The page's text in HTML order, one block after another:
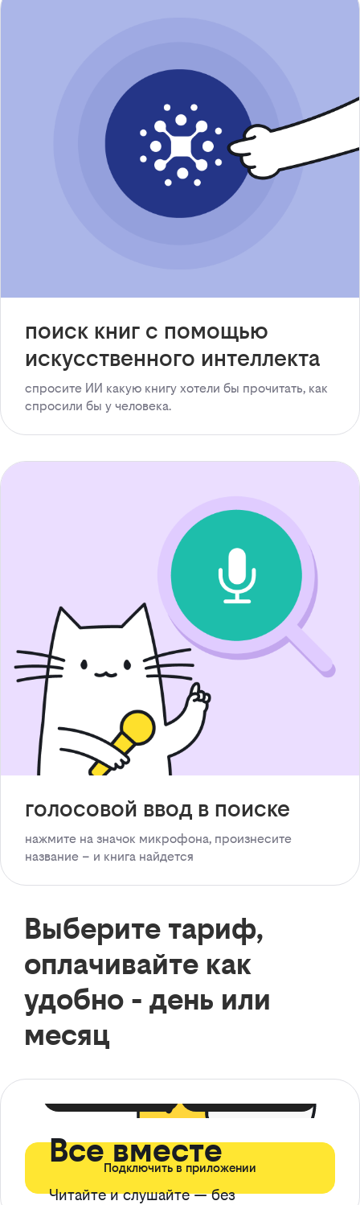
поиск книг с помощью
искусственного интеллекта
спросите ИИ какую книгу хотели бы прочитать, как
спросили бы у человека.
голосовой ввод в поиске
нажмите на значок микрофона, произнесите
название – и книга найдется
Выберите тариф,
оплачивайте как
удобно - день или
месяц
Все вместе
Читайте и слушайте — без
Подключить в приложении